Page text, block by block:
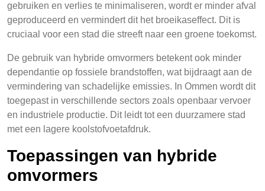
gebruiken en verlies te minimaliseren, wordt er minder afval
geproduceerd en vermindert dit het broeikaseffect. Dit is
cruciaal voor een stad die streeft naar een groene toekomst.
De gebruik van hybride omvormers betekent ook minder
dependantie op fossiele brandstoffen, wat bijdraagt aan de
vermindering van schadelijke emissies. In Ommen wordt dit
toegepast in verschillende sectors zoals openbaar vervoer
en industriele productie. Dit leidt tot een duurzamere stad
met een lagere koolstofvoetafdruk.
Toepassingen van hybride
omvormers